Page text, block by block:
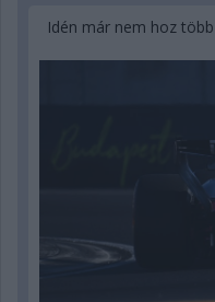
Idén már nem hoz